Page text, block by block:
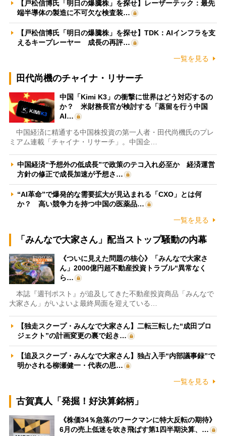
【戸松信博氏「明日の爆騰株」を探せ】レーザーテック：最先
端半導体の製造に不可欠な検査装…
【戸松信博氏「明日の爆騰株」を探せ】TDK：AIインフラを支
えるキープレーヤー 成長の再評…
一覧を見る
田代尚機のチャイナ・リサーチ
中国「Kimi K3」の衝撃に世界はどう対応するの
か？ 米財務長官が検討する「蒸留を行う中国
AI…
中国経済に精通する中国株投資の第一人者・田代尚機氏のプレ
ミアム連載「チャイナ・リサーチ」。中国企…
中国経済“予想外の低成長”で政策のテコ入れ必至か 経済運営
方針の修正で成長加速が予想さ…
“AI革命”で爆発的な需要拡大が見込まれる「CXO」とは何
か？ 高い競争力を持つ中国の医薬品…
一覧を見る
「みんなで大家さん」配当ストップ騒動の内幕
《ついに見えた問題の核心》「みんなで大家さ
ん」2000億円超不動産投資トラブル“異常なく
ら…
本誌『週刊ポスト』が追及してきた不動産投資商品「みんなで
大家さん」がいよいよ最終局面を迎えている…
【独走スクープ・みんなで大家さん】二転三転した“成田プロ
ジェクト”の計画変更の裏で起き…
【追及スクープ・みんなで大家さん】独占入手“内部議事録”で
明かされる柳瀬健一・代表の思…
一覧を見る
古賀真人「発掘！好決算銘柄」
《株価34％急落のワークマンに特大反転の期待》
6月の売上低迷を吹き飛ばす第1四半期決算、…